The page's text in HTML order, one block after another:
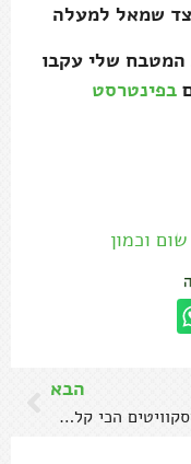
שמאל למעלה
המטבח שלי עקבו
בפינטרסט
וכמון
הבא
עוגת ביסקוויטים הכי קלה בעולם